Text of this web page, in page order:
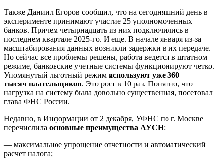
Также Даниил Егоров сообщил, что на сегодняшний день в
эксперименте принимают участие 25 уполномоченных
банков. Причем четырнадцать из них подключились в
последнем квартале 2025-го. И еще. В начале января из-за
масштабирования данных возникли задержки в их передаче.
Но сейчас все проблемы решены, работа ведется в штатном
режиме, банковские учетные системы функционируют четко.
Упомянутый льготный режим используют уже 360
тысяч плательщиков. Это рост в 10 раз. Понятно, что
нагрузка на систему была довольно существенная, посетовал
глава ФНС России.
Недавно, в Информации от 2 декабря, УФНС по г. Москве
перечислила основные преимущества АУСН:
— максимальное упрощение отчетности и автоматический
расчет налога;